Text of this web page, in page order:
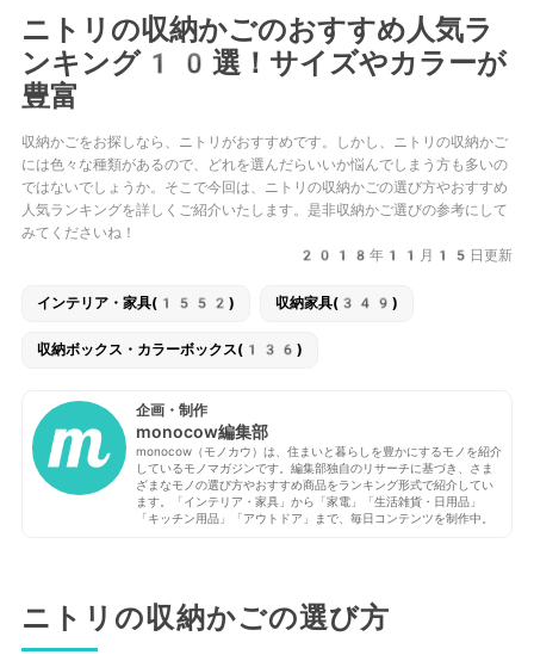
ニトリの収納かごのおすすめ人気ラ
ンキング10選！サイズやカラーが
豊富
収納かごをお探しなら、ニトリがおすすめです。しかし、ニトリの収納かご
には色々な種類があるので、どれを選んだらいいか悩んでしまう方も多いの
ではないでしょうか。そこで今回は、ニトリの収納かごの選び方やおすすめ
人気ランキングを詳しくご紹介いたします。是非収納かご選びの参考にして
みてくださいね！
2018年11月15日更新
インテリア・家具(1552) 収納家具(349)
収納ボックス・カラーボックス(136)
企画・制作
monocow編集部
monocow（モノカウ）は、住まいと暮らしを豊かにするモノを紹介
しているモノマガジンです。編集部独自のリサーチに基づき、さま
ざまなモノの選び方やおすすめ商品をランキング形式で紹介してい
ます。「インテリア・家具」から「家電」「生活雑貨・日用品」
「キッチン用品」「アウトドア」まで、毎日コンテンツを制作中。
ニトリの収納かごの選び方